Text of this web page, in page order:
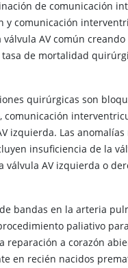
de comunicación
y comunicación
AV común creando
tasa de mortalidad
quirúrgicas son
comunicación
izquierda. Las
insuficiencia de la
válvula AV izquierda o
bandas en la arteria
paliativo
reparación a corazón
en recién nacidos